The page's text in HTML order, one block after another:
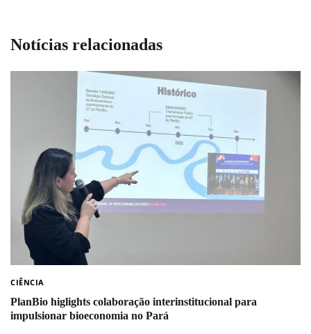
Notícias relacionadas
CIÊNCIA
PlanBio higlights colaboração interinstitucional para
impulsionar bioeconomia no Pará